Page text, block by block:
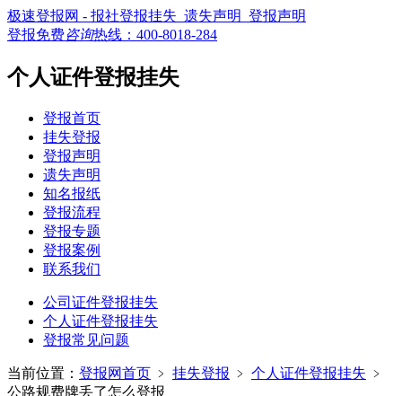
极速登报网 - 报社登报挂失_遗失声明_登报声明
登报免费咨询热线： 400-8018-284
个人证件登报挂失
登报首页
挂失登报
登报声明
遗失声明
知名报纸
登报流程
登报专题
登报案例
联系我们
公司证件登报挂失
个人证件登报挂失
登报常见问题
当前位置： 登报网首页 ﹥ 挂失登报 ﹥ 个人证件登报挂失 ﹥
公路规费牌丢了怎么登报